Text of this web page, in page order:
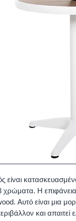
είναι
Η επιφάνεια
Αυτό είναι μια
και